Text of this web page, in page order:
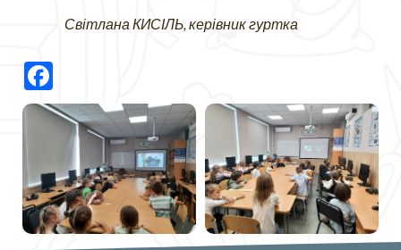
Світлана КИСІЛЬ, керівник гуртка